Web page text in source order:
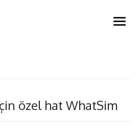
open
özel hat WhatSim